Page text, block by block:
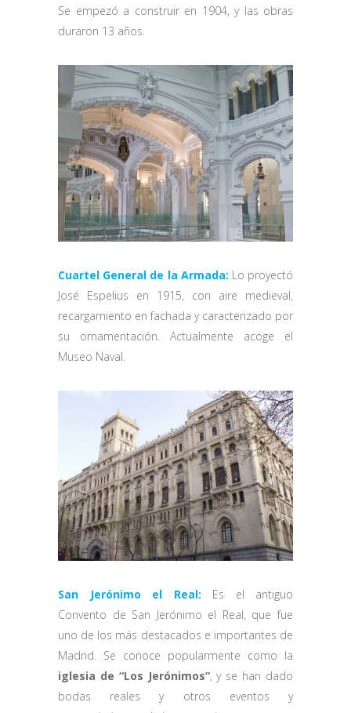
Se empezó a construir en 1904, y las obras
duraron 13 años.
Cuartel General de la Armada: Lo proyectó
José Espelius en 1915, con aire medieval,
recargamiento en fachada y caracterizado por
su ornamentación. Actualmente acoge el
Museo Naval.
San Jerónimo el Real: Es el antiguo
Convento de San Jerónimo el Real, que fue
uno de los más destacados e importantes de
Madrid. Se conoce popularmente como la
iglesia de “Los Jerónimos”, y se han dado
bodas reales y otros eventos y